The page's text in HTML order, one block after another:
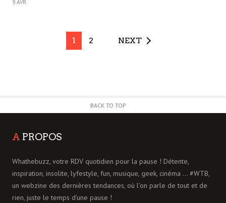
9 AVR
1 2 NEXT
BACK TO TOP
A PROPOS
Whathebuzz, votre RDV quotidien pour la pause ! Détente,
inspiration, insolite, lyfestyle, fun, musique, geek, cinéma ... #WTB,
un webzine des dernières tendances, où l'on parle de tout et de
rien, juste le temps d'une pause !